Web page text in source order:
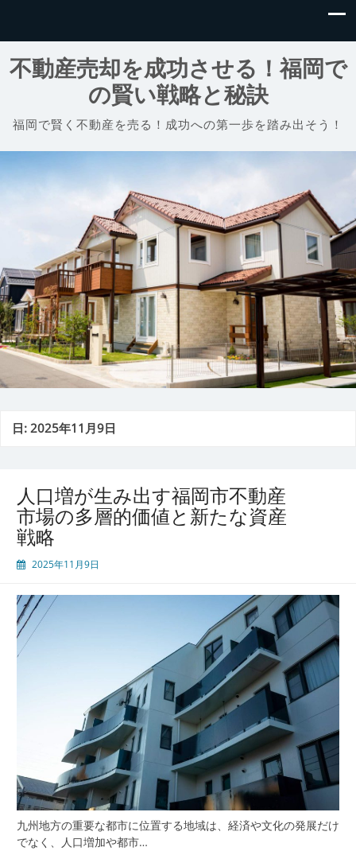
不動産売却を成功させる！福岡で
の賢い戦略と秘訣
福岡で賢く不動産を売る！成功への第一歩を踏み出そう！
日:2025年11月9日
人口増が生み出す福岡市不動産
市場の多層的価値と新たな資産
戦略
2025年11月9日
九州地方の重要な都市に位置する地域は、経済や文化の発展だけ
でなく、人口増加や都市…